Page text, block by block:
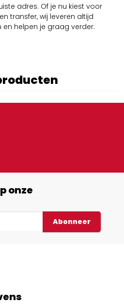
adres. Of je nu kiest voor
transfer, wij leveren altijd
helpen je graag verder.
onze
Abonneer